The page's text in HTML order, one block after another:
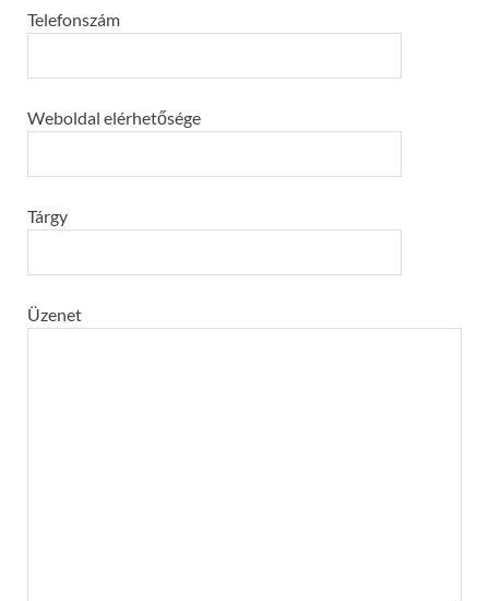
Telefonszám
Weboldal elérhetősége
Tárgy
Üzenet